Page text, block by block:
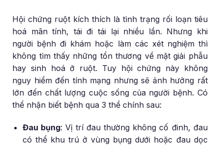
Hội chứng ruột kích thích là tình trạng rối loạn tiêu
hoá mãn tính, tái đi tái lại nhiều lần. Nhưng khi
người bệnh đi khám hoặc làm các xét nghiệm thì
không tìm thấy những tổn thương về mặt giải phẫu
hay sinh hoá ở ruột. Tuy hội chứng này không
nguy hiểm đến tính mạng nhưng sẽ ảnh hưởng rất
lớn đến chất lượng cuộc sống của người bệnh. Có
thể nhận biết bệnh qua 3 thể chính sau:
Đau bụng: Vị trí đau thường không cố đinh, đau
có thể khu trú ở vùng bụng dưới hoặc đau dọc